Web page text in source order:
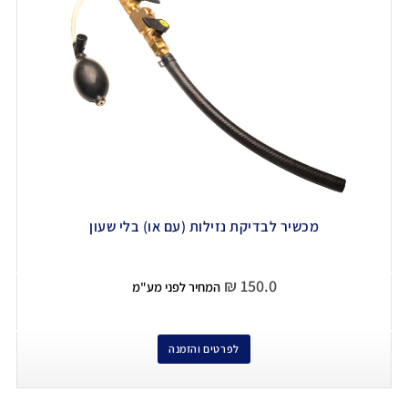
מכשיר לבדיקת נזילות (עם או) בלי שעון
₪ 150.0 המחיר לפני מע"מ
לפרטים והזמנה